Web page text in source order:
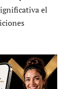
el